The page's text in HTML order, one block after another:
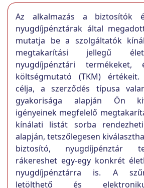
Az alkalmazás a biztosítók
nyugdíjpénztárak által
mutatja be a szolgáltatók
megtakarítási jellegű
nyugdíjpénztári
költségmutató (TKM)
célja, a szerződés típusa
gyakorisága alapján Ön
igényeinek megfelelő
kínálati listát sorba
alapján, tetszőlegesen
biztosító, nyugdíjpénztár
rákereshet egy-egy konkrét
nyugdíjpénztárra is. A
letölthető és